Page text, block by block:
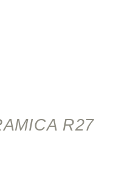
R27